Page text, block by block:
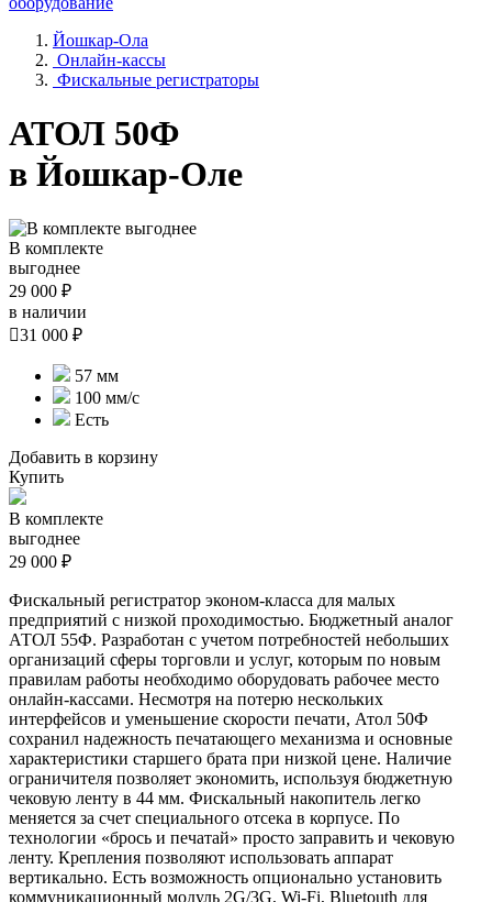
Йошкар-Ола
Онлайн-кассы
Фискальные регистраторы
АТОЛ 50Ф
в Йошкар-Оле
В комплекте
выгоднее
29 000 ₽
в наличии
31 000 ₽
57 мм
100 мм/с
Есть
Добавить в корзину
Купить
В комплекте
выгоднее
29 000 ₽
Фискальный регистратор эконом-класса для малых
предприятий с низкой проходимостью. Бюджетный аналог
АТОЛ 55Ф. Разработан с учетом потребностей небольших
организаций сферы торговли и услуг, которым по новым
правилам работы необходимо оборудовать рабочее место
онлайн-кассами. Несмотря на потерю нескольких
интерфейсов и уменьшение скорости печати, Атол 50Ф
сохранил надежность печатающего механизма и основные
характеристики старшего брата при низкой цене. Наличие
ограничителя позволяет экономить, используя бюджетную
чековую ленту в 44 мм. Фискальный накопитель легко
меняется за счет специального отсека в корпусе. По
технологии «брось и печатай» просто заправить и чековую
ленту. Крепления позволяют использовать аппарат
вертикально. Есть возможность опционально установить
коммуникационный модуль 2G/3G, Wi-Fi, Bluetouth для